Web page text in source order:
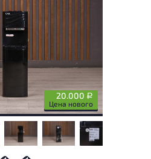
20.000 Р
Цена нового